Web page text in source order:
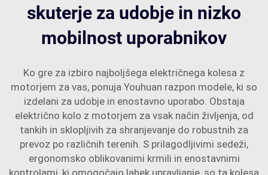
skuterje za udobje in nizko
mobilnost uporabnikov
Ko gre za izbiro najboljšega električnega kolesa z
motorjem za vas, ponuja Youhuan razpon modele, ki so
izdelani za udobje in enostavno uporabo. Obstaja
električno kolo z motorjem za vsak način življenja, od
tankih in sklopljivih za shranjevanje do robustnih za
prevoz po različnih terenih. S prilagodljivimi sedeži,
ergonomsko oblikovanimi krmili in enostavnimi
kontrolami, ki omogočajo lahek upravljanje, so ta kolesa